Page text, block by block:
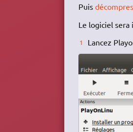
Puis
Le logiciel
Lancez